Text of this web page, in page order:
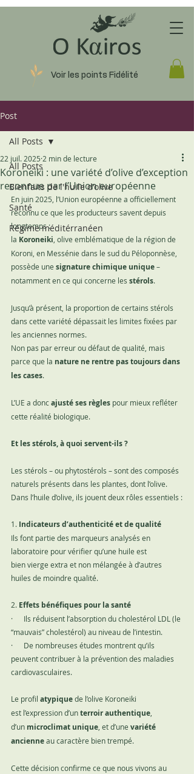
Voir les points Fidélité
Post
All Posts
Bienfaits de l'huile d'olive
Santé
Régime méditérranéen
All Posts
Koroneiki : une variété d’olive d’exception
reconnue par l’Union européenne
22 juil. 2025 2 min de lecture
En juin 2025, l’Union européenne a officiellement
reconnu ce que les producteurs savent depuis
longtemps :
la Koroneiki, olive emblématique de la région de
Koroni, en Messénie dans le sud du Péloponnèse,
possède une signature chimique unique –
notamment en ce qui concerne les stérols.
Jusqu’à présent, la proportion de certains stérols
dans cette variété dépassait les limites fixées par
les anciennes normes.
Non pas par erreur ou défaut de qualité, mais
parce que la nature ne rentre pas toujours dans
les cases.
L’UE a donc ajusté ses règles pour mieux refléter
cette réalité biologique.
Et les stérols, à quoi servent-ils ?
Les stérols – ou phytostérols – sont des composés
naturels présents dans les plantes, dont l’olive.
Dans l’huile d’olive, ils jouent deux rôles essentiels :
1. Indicateurs d’authenticité et de qualité
Ils font partie des marqueurs analysés en
laboratoire pour vérifier qu’une huile est
bien vierge extra et non mélangée à d’autres
huiles de moindre qualité.
2. Effets bénéfiques pour la santé
·      Ils réduisent l’absorption du cholestérol LDL (le
“mauvais” cholestérol) au niveau de l’intestin.
·      De nombreuses études montrent qu’ils
peuvent contribuer à la prévention des maladies
cardiovasculaires.
Le profil atypique de l’olive Koroneiki
est l’expression d’un terroir authentique,
d’un microclimat unique, et d’une variété
ancienne au caractère bien trempé.
Cette décision confirme ce que nous vivons au